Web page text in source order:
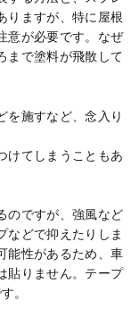
りますが、特に屋根
意が必要です。なぜ
まで塗料が飛散して
を施すなど、念入り
けてしまうこともあ
のですが、強風など
などで抑えたりしま
能性があるため、車
貼りません。テープ
。